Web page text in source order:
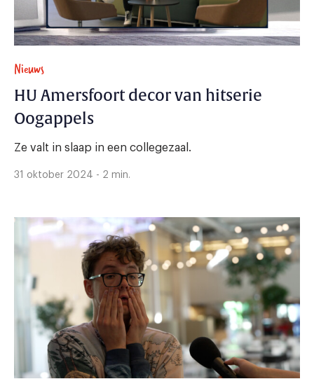
Nieuws
HU Amersfoort decor van hitserie
Oogappels
Ze valt in slaap in een collegezaal.
31 oktober 2024 - 2 min.